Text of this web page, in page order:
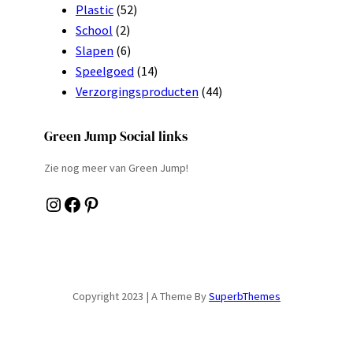
Plastic (52)
School (2)
Slapen (6)
Speelgoed (14)
Verzorgingsproducten (44)
Green Jump Social links
Zie nog meer van Green Jump!
Instagram Facebook Pinterest
Copyright 2023 | A Theme BySuperbThemes